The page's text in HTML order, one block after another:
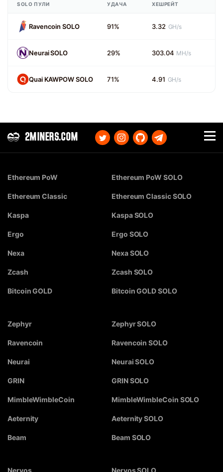
SOLO ПУЛИ УДАЧА ХЕШРЕЙТ
Ravencoin SOLO 91% 3.32 GH/s
Neurai SOLO 29% 303.04 MH/s
Quai KAWPOW SOLO 71% 4.91 GH/s
2MINERS.COM
Ethereum PoW
Ethereum Classic
Kaspa
Ergo
Nexa
Zcash
Bitcoin GOLD
Ethereum PoW SOLO
Ethereum Classic SOLO
Kaspa SOLO
Ergo SOLO
Nexa SOLO
Zcash SOLO
Bitcoin GOLD SOLO
Zephyr
Ravencoin
Neurai
GRIN
MimbleWimbleCoin
Aeternity
Beam
Zephyr SOLO
Ravencoin SOLO
Neurai SOLO
GRIN SOLO
MimbleWimbleCoin SOLO
Aeternity SOLO
Beam SOLO
Nervos Nervos SOLO